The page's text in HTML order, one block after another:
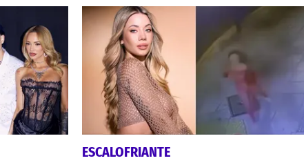
ESCALOFRIANTE